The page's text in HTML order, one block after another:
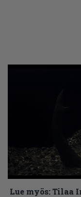
Lue myös:Tilaa